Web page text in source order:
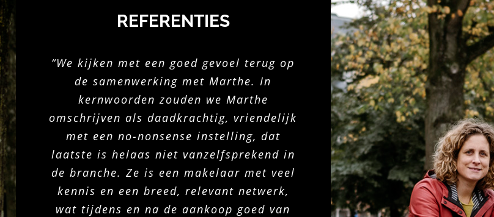
REFERENTIES
“We kijken met een goed gevoel terug op
de samenwerking met Marthe. In
kernwoorden zouden we Marthe
omschrijven als daadkrachtig, vriendelijk
met een no-nonsense instelling, dat
laatste is helaas niet vanzelfsprekend in
de branche. Ze is een makelaar met veel
kennis en een breed, relevant netwerk,
wat tijdens en na de aankoop goed van